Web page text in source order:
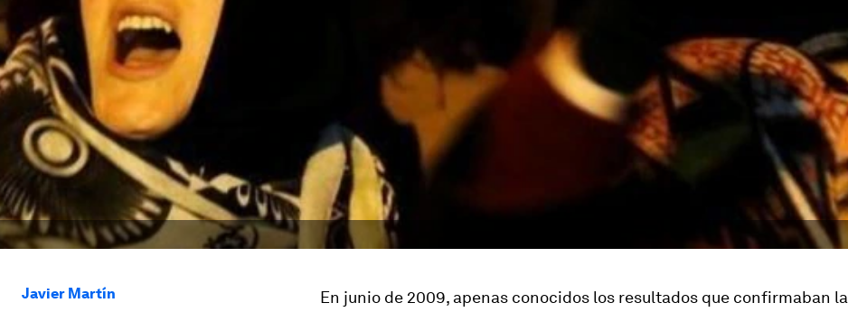
Javier Martín
En junio de 2009, apenas conocidos los resultados que confirmaban la